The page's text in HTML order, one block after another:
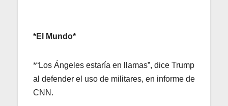
*El Mundo*
*“Los Ángeles estaría en llamas”, dice Trump
al defender el uso de militares, en informe de
CNN.